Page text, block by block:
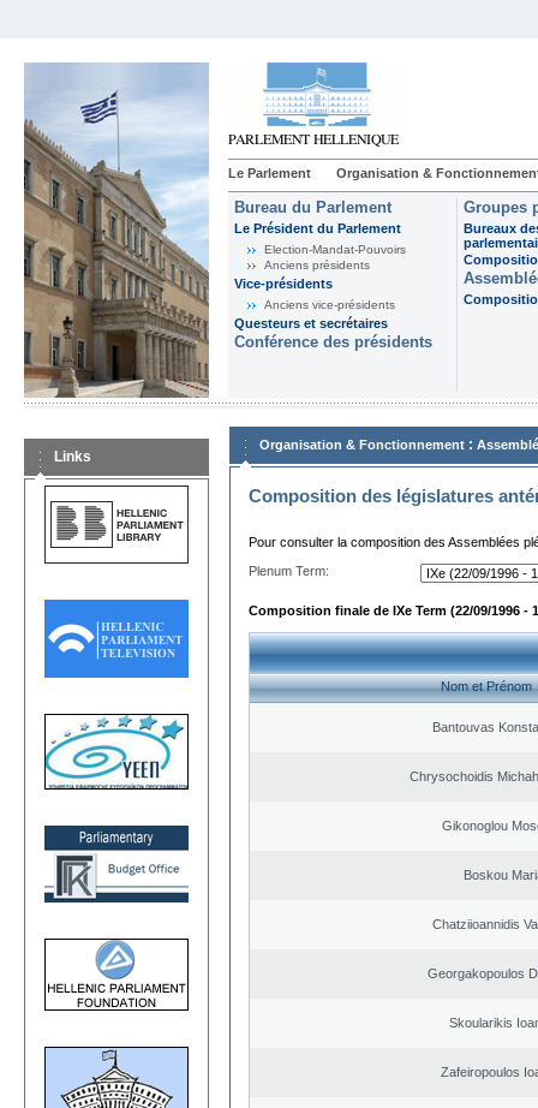
Le Parlement Organisation &
Bureau du Parlement
Le Président du Parlement
Election-Mandat-Pouvoirs
Anciens présidents
Vice-présidents
Anciens vice-présidents
Questeurs et secrétaires
Conférence des présidents
Groupes
Bureaux
Links
Organisation & Fonctionnement :
Composition des législatures
Pour consulter la composition des Assemblées
Plenum Term:
Composition finale de IXe Term (22/09/1996 -
Nom et Prénom
Bantouvas
Chrysochoidis
Gikonoglou
Boskou
Chatziioannidis
Georgakopoulos
Skoularikis
Zafeiropoulos